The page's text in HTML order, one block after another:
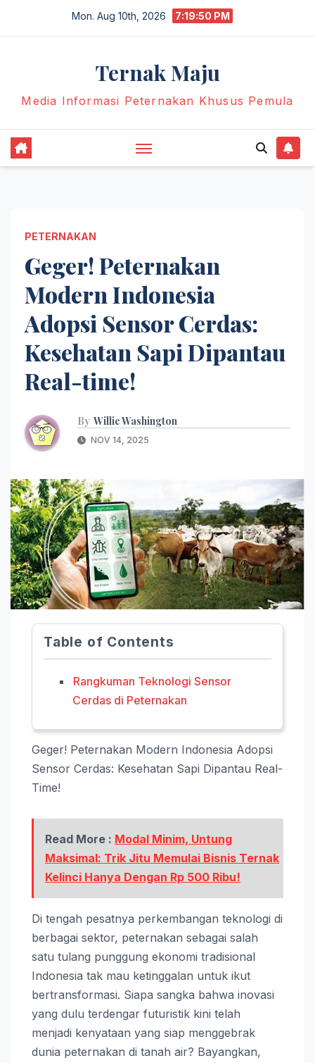
Mon. Aug 10th, 2026 7:19:51 PM
Ternak Maju
Media Informasi Peternakan Khusus Pemula
PETERNAKAN
Geger! Peternakan
Modern Indonesia
Adopsi Sensor Cerdas:
Kesehatan Sapi Dipantau
Real-time!
By Willie Washington
NOV 14, 2025
Table of Contents
Rangkuman Teknologi Sensor
Cerdas di Peternakan
Geger! Peternakan Modern Indonesia Adopsi
Sensor Cerdas: Kesehatan Sapi Dipantau Real-
Time!
Read More : Modal Minim, Untung
Maksimal: Trik Jitu Memulai Bisnis Ternak
Kelinci Hanya Dengan Rp 500 Ribu!
Di tengah pesatnya perkembangan teknologi di
berbagai sektor, peternakan sebagai salah
satu tulang punggung ekonomi tradisional
Indonesia tak mau ketinggalan untuk ikut
bertransformasi. Siapa sangka bahwa inovasi
yang dulu terdengar futuristik kini telah
menjadi kenyataan yang siap menggebrak
dunia peternakan di tanah air? Bayangkan,